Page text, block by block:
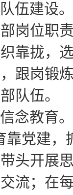
伍建设
岗位职
靠拢，
跟岗锻
队伍。
念教育
靠党建，
头开展
流；在